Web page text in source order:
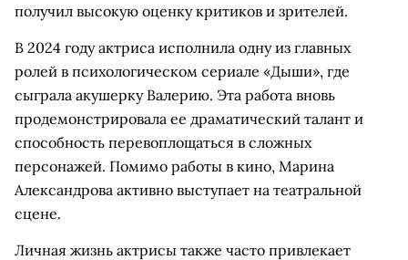
получил высокую оценку критиков и зрителей.
В 2024 году актриса исполнила одну из главных
ролей в психологическом сериале «Дыши», где
сыграла акушерку Валерию. Эта работа вновь
продемонстрировала ее драматический талант и
способность перевоплощаться в сложных
персонажей. Помимо работы в кино, Марина
Александрова активно выступает на театральной
сцене.
Личная жизнь актрисы также часто привлекает